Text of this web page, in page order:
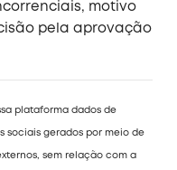
motivo
pela aprovação
plataforma dados de
sociais gerados por meio de
sem relação com a